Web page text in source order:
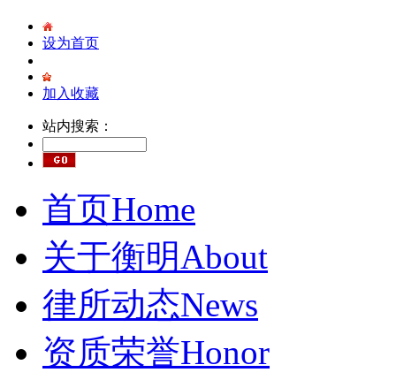
设为首页
加入收藏
站内搜索：
首页Home
关于衡明About
律所动态News
资质荣誉Honor